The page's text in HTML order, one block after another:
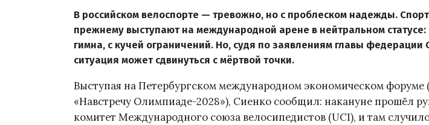
В российском велоспорте — тревожно, но с проблеском надежды.
прежнему выступают на международной арене в нейтральном статусе:
гимна, с кучей ограничений. Но, судя по заявлениям главы федерации
ситуация может сдвинуться с мёртвой точки.
Выступая на Петербургском международном экономическом форуме
«Навстречу Олимпиаде-2028»), Сиенко сообщил: накануне прошёл
комитет Международного союза велосипедистов (UCI), и там